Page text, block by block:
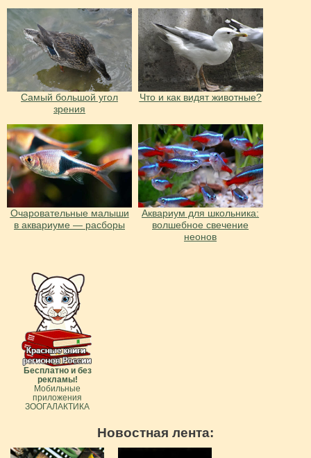
Cамый большой угол
зрения
Что и как видят животные?
Очаровательные малыши
в аквариуме — расборы
Аквариум для школьника:
волшебное свечение
неонов
Бесплатно и без
рекламы!
Мобильные
приложения
ЗООГАЛАКТИКА
Новостная лента: